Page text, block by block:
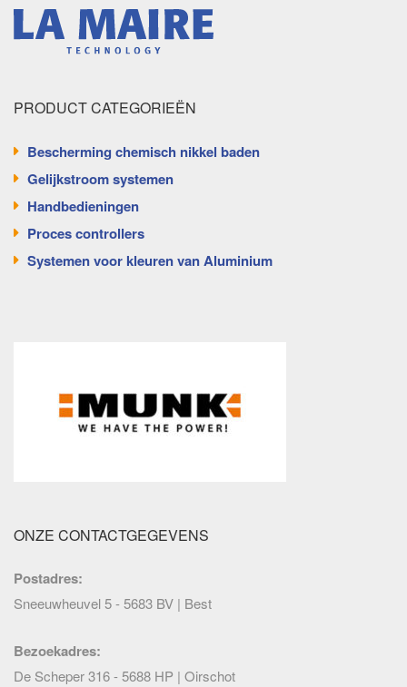
PRODUCT CATEGORIEËN
Bescherming chemisch nikkel baden
Gelijkstroom systemen
Handbedieningen
Proces controllers
Systemen voor kleuren van Aluminium
ONZE CONTACTGEGEVENS
Postadres:
Sneeuwheuvel 5 - 5683 BV | Best
Bezoekadres:
De Scheper 316 - 5688 HP | Oirschot